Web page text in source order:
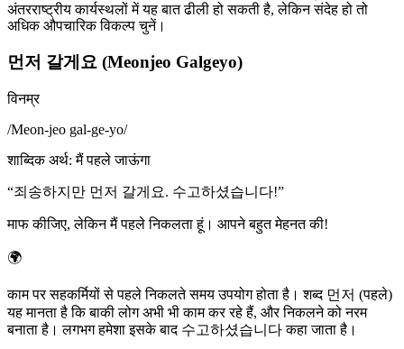
अंतरराष्ट्रीय कार्यस्थलों में यह बात ढीली हो सकती है, लेकिन संदेह हो तो
अधिक औपचारिक विकल्प चुनें।
먼저 갈게요 (Meonjeo Galgeyo)
विनम्र
/Meon-jeo gal-ge-yo/
शाब्दिक अर्थ: मैं पहले जाऊंगा
“죄송하지만 먼저 갈게요. 수고하셨습니다!”
माफ कीजिए, लेकिन मैं पहले निकलता हूं। आपने बहुत मेहनत की!
🌍
काम पर सहकर्मियों से पहले निकलते समय उपयोग होता है। शब्द 먼저 (पहले)
यह मानता है कि बाकी लोग अभी भी काम कर रहे हैं, और निकलने को नरम
बनाता है। लगभग हमेशा इसके बाद 수고하셨습니다 कहा जाता है।